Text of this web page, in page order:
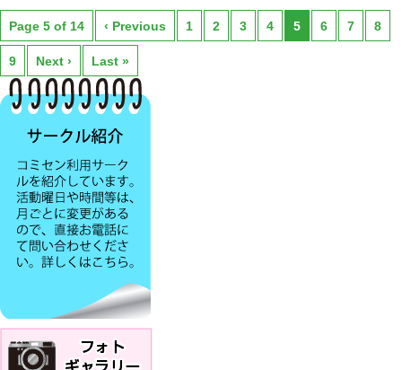
Page 5 of 14 ‹ Previous 1 2 3 4 5 6 7 8
9 Next › Last »